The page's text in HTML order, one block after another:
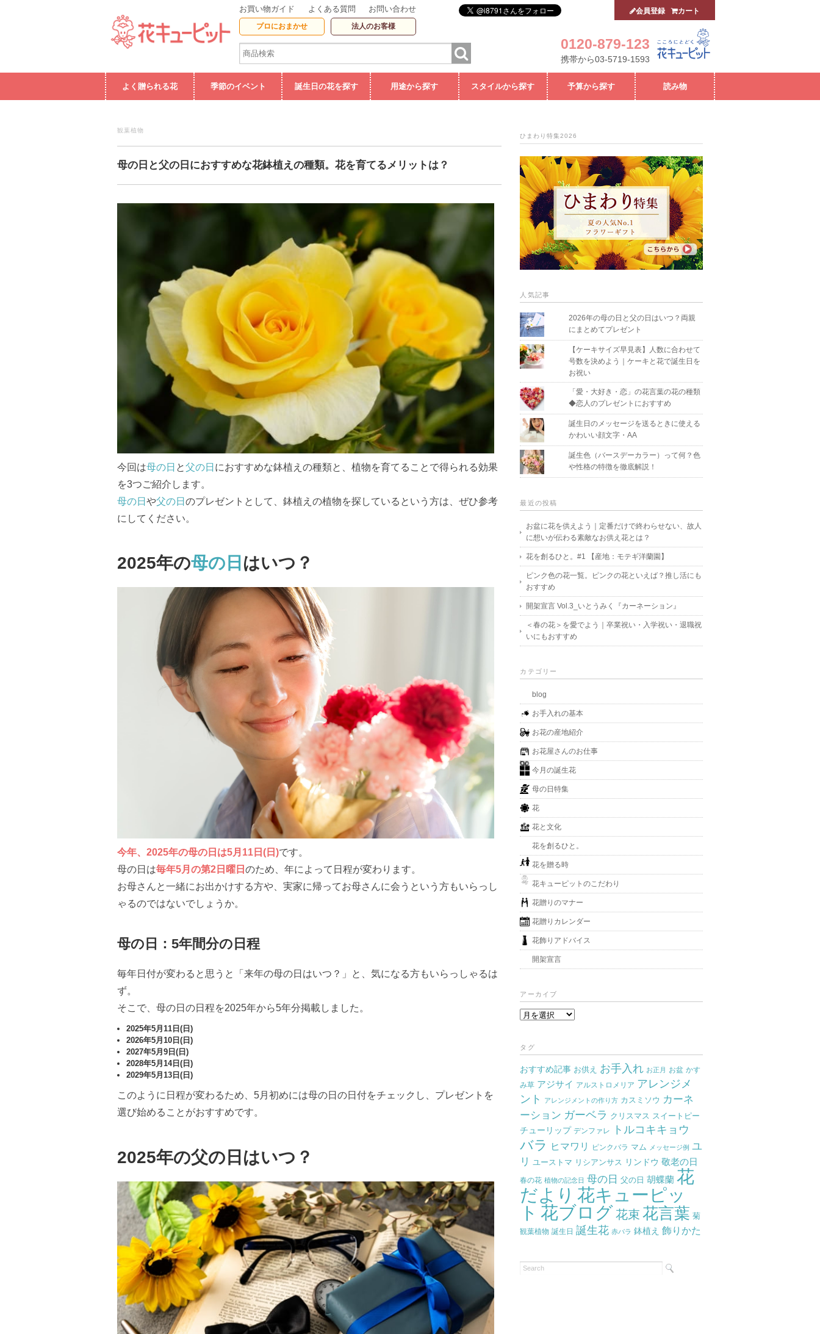
お買い物ガイド よくある質問 お問い合わせ
プロにおまかせ 法人のお客様
0120-879-123
携帯から03-5719-1593
会員登録 カート
よく贈られる花 季節のイベント 誕生日の花を探す 用途から探す スタイルから探す 予算から探す 読み物
観葉植物
母の日と父の日におすすめな花鉢植えの種類。花を育てるメリットは？
今回は母の日 と父の日におすすめな鉢植えの種類と、植物を育てることで得られる効果
を3つご紹介します。
母の日や父の日のプレゼントとして、鉢植えの植物を探しているという方は、ぜひ参考
にしてください。
2025年の母の日 はいつ？
今年、2025年の母の日は5月11日(日)です。
母の日は毎年5月の第2日曜日 のため、年によって日程が変わります。
お母さんと一緒にお出かけする方や、実家に帰ってお母さんに会うという方もいらっし
ゃるのではないでしょうか。
母の日：5年間分の日程
毎年日付が変わると思うと「来年の母の日はいつ？」と、気になる方もいらっしゃるは
ず。
そこで、母の日の日程を2025年から5年分掲載しました。
2025年5月11日(日)
2026年5月10日(日)
2027年5月9日(日)
2028年5月14日(日)
2029年5月13日(日)
このように日程が変わるため、5月初めには母の日の日付をチェックし、プレゼントを
選び始めることがおすすめです。
2025年の父の日はいつ？
ひまわり特集2026
人気記事
2026年の母の日と父の日はいつ？両親
にまとめてプレゼント
【ケーキサイズ早見表】人数に合わせて
号数を決めよう｜ケーキと花で誕生日を
お祝い
「愛・大好き・恋」の花言葉の花の種類
◆恋人のプレゼントにおすすめ
誕生日のメッセージを送るときに使える
かわいい顔文字・AA
誕生色（バースデーカラー）って何？色
や性格の特徴を徹底解説！
最近の投稿
お盆に花を供えよう｜定番だけで終わらせない、故人
に想いが伝わる素敵なお供え花とは？
花を創るひと。#1 【産地：モテギ洋蘭園】
ピンク色の花一覧。ピンクの花といえば？推し活にも
おすすめ
開架宣言 Vol.3_いとうみく『カーネーション』
＜春の花＞を愛でよう｜卒業祝い・入学祝い・退職祝
いにもおすすめ
カテゴリー
blog
お手入れの基本
お花の産地紹介
お花屋さんのお仕事
今月の誕生花
母の日特集
花
花と文化
花を創るひと。
花を贈る時
花キューピットのこだわり
花贈りのマナー
花贈りカレンダー
花飾りアドバイス
開架宣言
アーカイブ
ア
イ
ブ
タグ
おすすめ記事 お供え お手入れ お正月 お盆 かす
み草 アジサイ アルストロメリア アレンジメ
ント
アレンジメントの作り方 カスミソウ カーネ
ーション ガーベラ クリスマス スイートピー
チューリップ デンファレ トルコキキョウ
バラ ヒマワリ ピンクバラ マム メッセージ例 ユ
リ ユーストマ リシアンサス リンドウ 敬老の日
春の花 植物の記念日 母の日 父の日 胡蝶蘭 花
だより 花キューピッ
ト 花ブログ 花束 花言葉 菊
観葉植物 誕生日 誕生花 赤バラ 鉢植え 飾りかた